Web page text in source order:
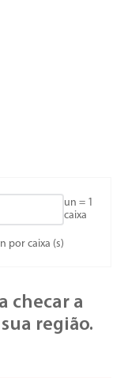
un = 1
caixa
por caixa (s)
checar a
região.